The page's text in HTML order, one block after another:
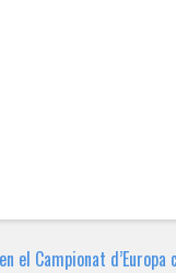
el Campionat